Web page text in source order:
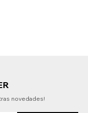
novedades!